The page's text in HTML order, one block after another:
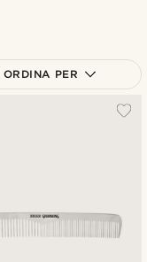
ORDINA PER